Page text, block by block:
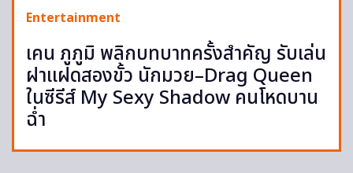
Entertainment
เคน ภูภูมิ พลิกบทบาทครั้งสำคัญ รับเล่น
ฝาแฝดสองขั้ว นักมวย–Drag Queen
ในซีรีส์ My Sexy Shadow คนโหดบาน
ฉ่ำ